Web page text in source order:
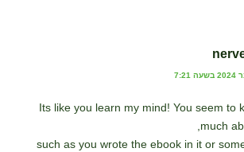
Its like you learn my mind! You seem to
much
such as you wrote the ebook in it or